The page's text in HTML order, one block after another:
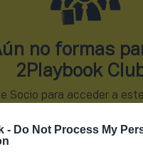
- Do Not Process My
no formas
2Playbook
Socio para acceder a
Inicia